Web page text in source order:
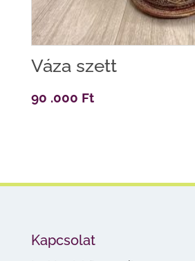
Váza szett
90 .000 Ft
Kapcsolat